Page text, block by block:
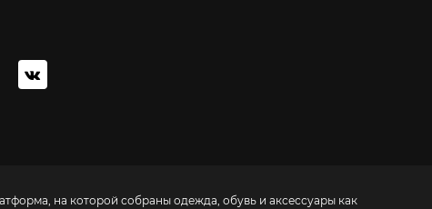
на которой собраны одежда, обувь и аксессуары как